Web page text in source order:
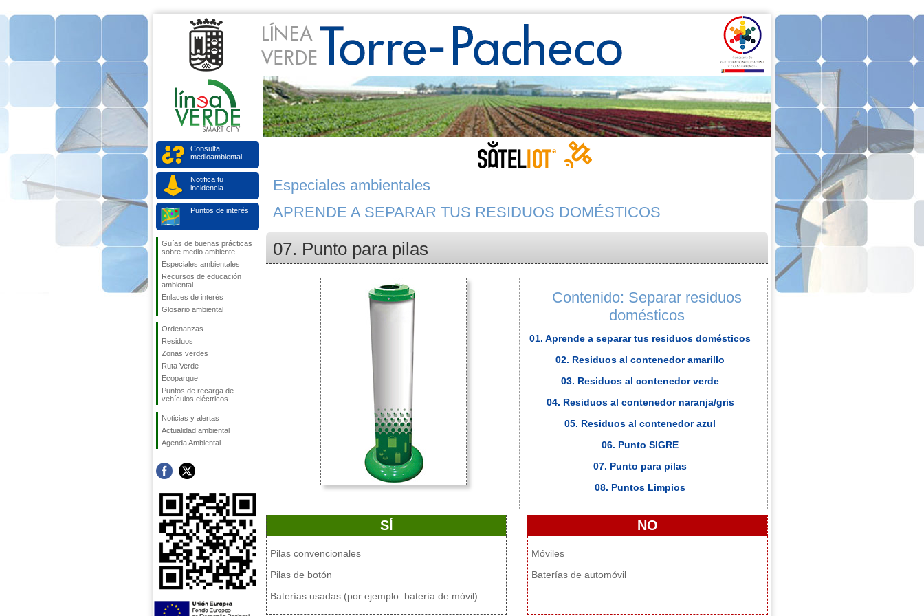
Consulta
medioambiental
Notifica tu
incidencia
Puntos de interés
Guías de buenas prácticas
sobre medio ambiente
Especiales ambientales
Recursos de educación
ambiental
Enlaces de interés
Glosario ambiental
Ordenanzas
Residuos
Zonas verdes
Ruta Verde
Ecoparque
Puntos de recarga de
vehículos eléctricos
Noticias y alertas
Actualidad ambiental
Agenda Ambiental
Especiales ambientales
APRENDE A SEPARAR TUS RESIDUOS DOMÉSTICOS
07. Punto para pilas
Contenido: Separar residuos
domésticos
01. Aprende a separar tus residuos domésticos
02. Residuos al contenedor amarillo
03. Residuos al contenedor verde
04. Residuos al contenedor naranja/gris
05. Residuos al contenedor azul
06. Punto SIGRE
07. Punto para pilas
08. Puntos Limpios
SÍ NO
Pilas convencionales
Pilas de botón
Baterías usadas (por ejemplo: batería de móvil)
Móviles
Baterías de automóvil